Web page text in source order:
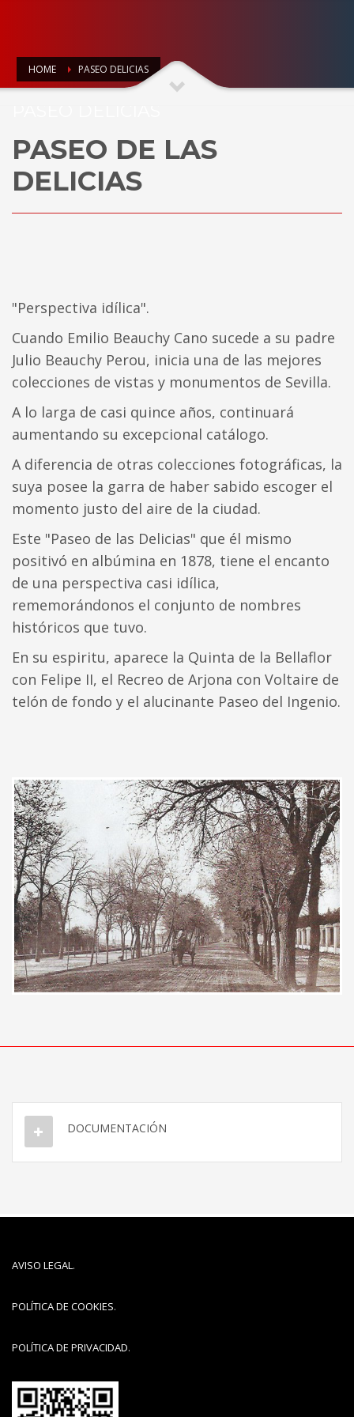
HOME PASEO DELICIAS
PASEO DE LAS
DELICIAS
"Perspectiva idílica".
Cuando Emilio Beauchy Cano sucede a su padre
Julio Beauchy Perou, inicia una de las mejores
colecciones de vistas y monumentos de Sevilla.
A lo larga de casi quince años, continuará
aumentando su excepcional catálogo.
A diferencia de otras colecciones fotográficas, la
suya posee la garra de haber sabido escoger el
momento justo del aire de la ciudad.
Este "Paseo de las Delicias" que él mismo
positivó en albúmina en 1878, tiene el encanto
de una perspectiva casi idílica,
rememorándonos el conjunto de nombres
históricos que tuvo.
En su espiritu, aparece la Quinta de la Bellaflor
con Felipe II, el Recreo de Arjona con Voltaire de
telón de fondo y el alucinante Paseo del Ingenio.
DOCUMENTACIÓN
AVISO LEGAL.
POLÍTICA DE COOKIES.
POLÍTICA DE PRIVACIDAD.